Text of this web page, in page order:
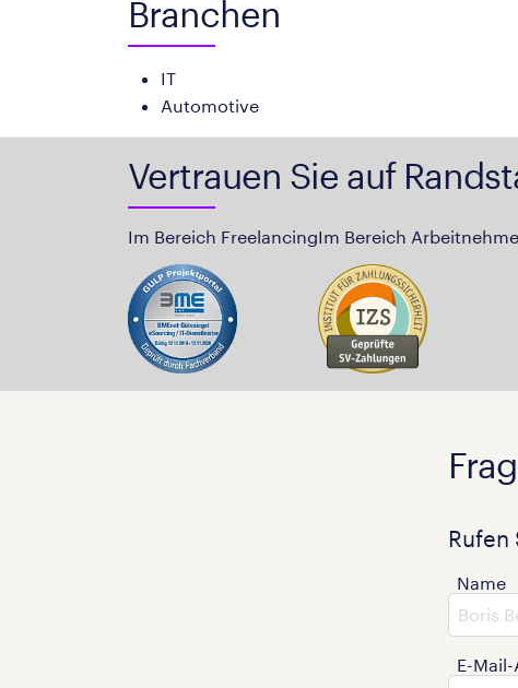
Branchen
IT
Automotive
Vertrauen Sie auf
Im Bereich FreelancingIm Bereich
Rufen
Name
E-